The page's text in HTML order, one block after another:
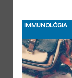
IMMUNOLÓGIA